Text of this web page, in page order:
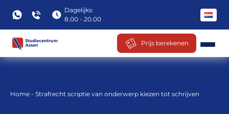
Ga
inhoud
Home- Strafrecht scriptie van onderwerp kiezen tot schrijven
Dagelijks:
8.00 - 20.00
Prijs berekenen